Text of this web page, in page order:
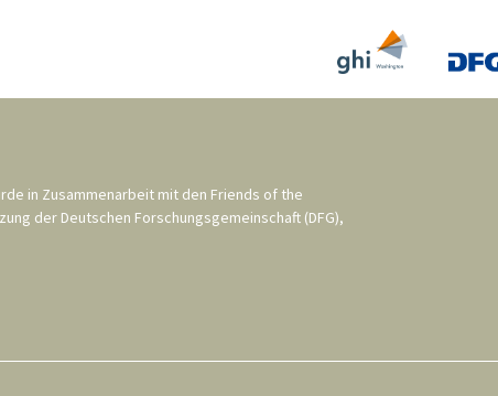
in Zusammenarbeit mit den Friends of the
der Deutschen Forschungsgemeinschaft (DFG),